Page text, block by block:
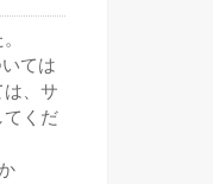
ては
、サ
てくだ